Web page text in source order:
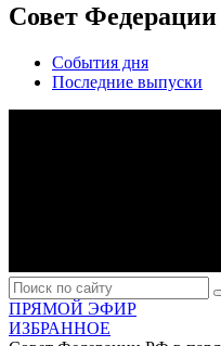
Совет
События дня
Последние выпуски
ПРЯМОЙ ЭФИР
ИЗБРАННОЕ